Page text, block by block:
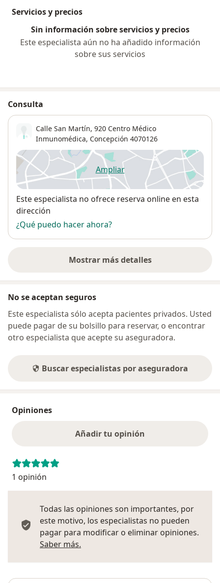
Servicios y precios
Sin información sobre servicios y precios
Este especialista aún no ha añadido información
sobre sus servicios
Consulta
Calle San Martín, 920 Centro Médico
Inmunomédica, Concepción 4070126
Ampliarse abre en una nueva
Disponibilidad
Este especialista no ofrece reserva online en esta
dirección
¿Qué puedo hacer ahora?
Mostrar más detalles
sobre la dirección
No se aceptan seguros
Este especialista sólo acepta pacientes privados. Usted
puede pagar de su bolsillo para reservar, o encontrar
otro especialista que acepte su aseguradora.
Buscar especialistas por aseguradora
Opiniones
Añadir tu opinión
1 opinión
Todas las opiniones son importantes, por
este motivo, los especialistas no pueden
pagar para modificar o eliminar opiniones.
Saber más.